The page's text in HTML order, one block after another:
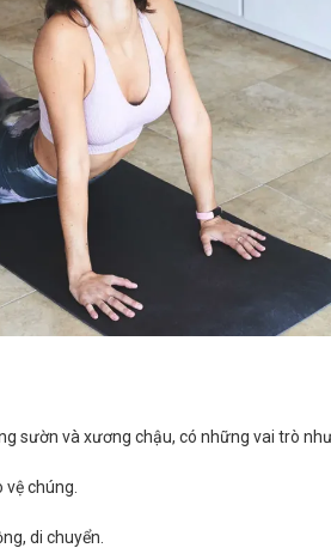
sườn và xương chậu, có những vai trò
chúng.
di chuyển.